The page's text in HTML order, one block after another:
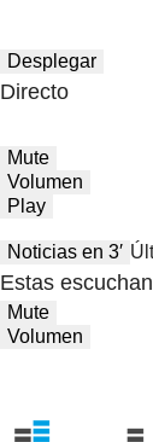
Desplegar
Directo
Mute
Volumen
Play
Noticias en 3′
Estas
Mute
Volumen